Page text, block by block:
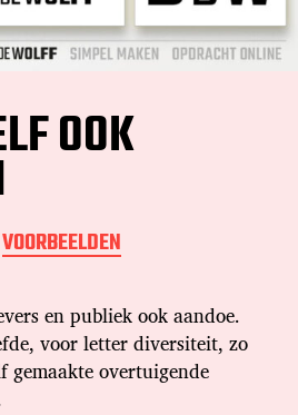
OOK
VOORBEELDEN
en publiek ook aandoe.
voor letter diversiteit, zo
gemaakte overtuigende